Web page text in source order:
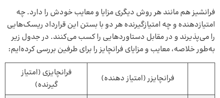
فرانشیز هم مانند هر روش دیگری مزایا و معایب خودش را دارد. چه
امتیازدهنده و چه امتیازگیرنده هر دو با بستن این قرارداد ریسک‌هایی
را می‌پذیرند و در مقابل دستاوردهایی را کسب می‌کنند. در جدول زیر
به‌طور خلاصه، معایب و مزایای فرانچایز را برای طرفین بررسی کرده‌ایم:
فرانچایزر (امتیاز دهنده)
فرانچایزی (امتیاز
گیرنده)